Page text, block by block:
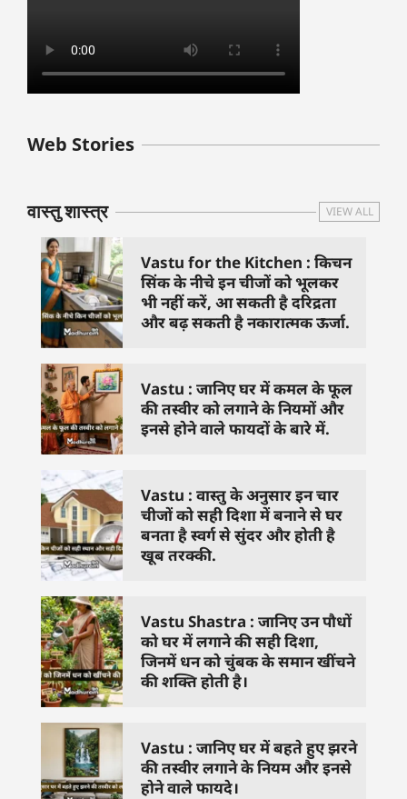
Web Stories
बुधवार के उपाय :
जिनसे हो गणेश जी
वास्तु शास्त्र VIEW ALL
Vastu for the Kitchen : किचन
सिंक के नीचे इन चीजों को भूलकर
भी नहीं करें, आ सकती है दरिद्रता
और बढ़ सकती है नकारात्मक ऊर्जा.
Vastu : जानिए घर में कमल के फूल
की तस्वीर को लगाने के नियमों और
इनसे होने वाले फायदों के बारे में.
Vastu : वास्तु के अनुसार इन चार
चीजों को सही दिशा में बनाने से घर
बनता है स्वर्ग से सुंदर और होती है
खूब तरक्की.
Vastu Shastra : जानिए उन पौधों
को घर में लगाने की सही दिशा,
जिनमें धन को चुंबक के समान खींचने
की शक्ति होती है।
Vastu : जानिए घर में बहते हुए झरने
की तस्वीर लगाने के नियम और इनसे
होने वाले फायदे।